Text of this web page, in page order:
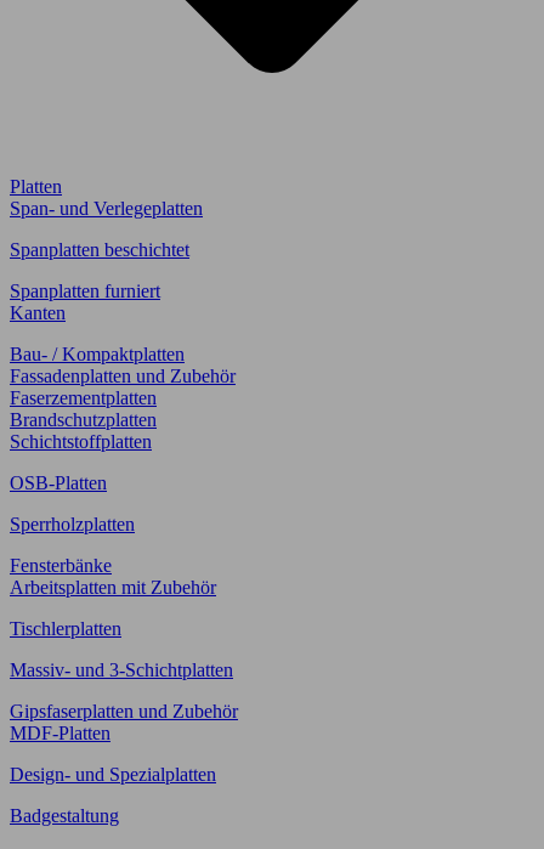
Platten
Span- und Verlegeplatten
Spanplatten beschichtet
Spanplatten furniert
Kanten
Bau- / Kompaktplatten
Fassadenplatten und Zubehör
Faserzementplatten
Brandschutzplatten
Schichtstoffplatten
OSB-Platten
Sperrholzplatten
Fensterbänke
Arbeitsplatten mit Zubehör
Tischlerplatten
Massiv- und 3-Schichtplatten
Gipsfaserplatten und Zubehör
MDF-Platten
Design- und Spezialplatten
Badgestaltung